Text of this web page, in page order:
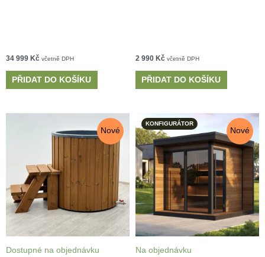
34 999 Kč včetně DPH
PŘIDAT DO KOŠÍKU
2 990 Kč včetně DPH
PŘIDAT DO KOŠÍKU
Nové
Dostupné na objednávku
KONFIGURÁTOR
Nové
Na objednávku